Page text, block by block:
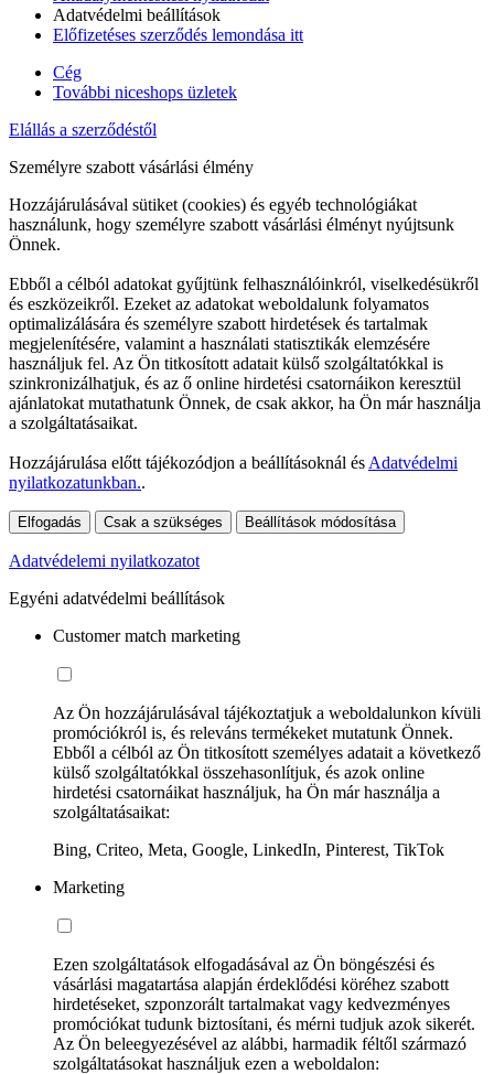
Adatvédelmi beállítások
Előfizetéses szerződés lemondása itt
Cég
További niceshops üzletek
Elállás a szerződéstől
Személyre szabott vásárlási élmény
Hozzájárulásával sütiket (cookies) és egyéb technológiákat
használunk, hogy személyre szabott vásárlási élményt nyújtsunk
Önnek.
Ebből a célból adatokat gyűjtünk felhasználóinkról, viselkedésükről
és eszközeikről. Ezeket az adatokat weboldalunk folyamatos
optimalizálására és személyre szabott hirdetések és tartalmak
megjelenítésére, valamint a használati statisztikák elemzésére
használjuk fel. Az Ön titkosított adatait külső szolgáltatókkal is
szinkronizálhatjuk, és az ő online hirdetési csatornáikon keresztül
ajánlatokat mutathatunk Önnek, de csak akkor, ha Ön már használja
a szolgáltatásaikat.
Hozzájárulása előtt tájékozódjon a beállításoknál és Adatvédelmi
nyilatkozatunkban..
Elfogadás Csak a szükséges Beállítások módosítása
Adatvédelemi nyilatkozatot
Egyéni adatvédelmi beállítások
Customer match marketing
Az Ön hozzájárulásával tájékoztatjuk a weboldalunkon kívüli
promóciókról is, és releváns termékeket mutatunk Önnek.
Ebből a célból az Ön titkosított személyes adatait a következő
külső szolgáltatókkal összehasonlítjuk, és azok online
hirdetési csatornáikat használjuk, ha Ön már használja a
szolgáltatásaikat:
Bing, Criteo, Meta, Google, LinkedIn, Pinterest, TikTok
Marketing
Ezen szolgáltatások elfogadásával az Ön böngészési és
vásárlási magatartása alapján érdeklődési köréhez szabott
hirdetéseket, szponzorált tartalmakat vagy kedvezményes
promóciókat tudunk biztosítani, és mérni tudjuk azok sikerét.
Az Ön beleegyezésével az alábbi, harmadik féltől származó
szolgáltatásokat használjuk ezen a weboldalon: